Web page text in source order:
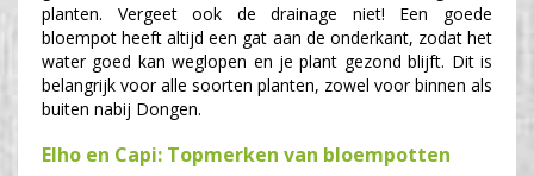
planten. Vergeet ook de drainage niet! Een goede
bloempot heeft altijd een gat aan de onderkant, zodat het
water goed kan weglopen en je plant gezond blijft. Dit is
belangrijk voor alle soorten planten, zowel voor binnen als
buiten nabij Dongen.
Elho en Capi: Topmerken van bloempotten